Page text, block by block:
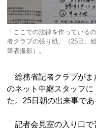
「ここでの法律を作っている
者クラブの張り紙。（25日、
筆者撮影）。
総務省記者クラブがま
のネット中継スタッフ
た。25日朝の出来事であ
記者会見室の入り口で